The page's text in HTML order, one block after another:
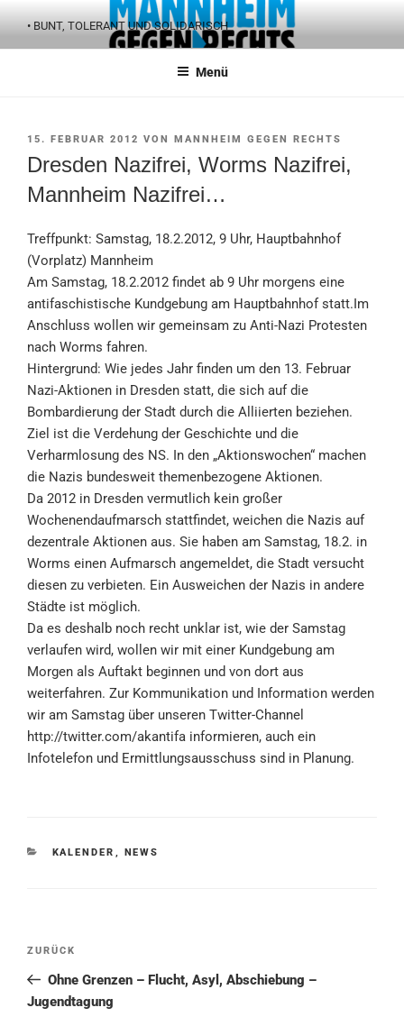
Inhalt
springen
• BUNT, TOLERANT UND SOLIDARISCH
Menü
VERÖFFENTLICHT
15. FEBRUAR 2012 VON MANNHEIM GEGEN RECHTS
Dresden Nazifrei, Worms Nazifrei,
Mannheim Nazifrei…
Treffpunkt: Samstag, 18.2.2012, 9 Uhr, Hauptbahnhof
(Vorplatz) Mannheim
Am Samstag, 18.2.2012 findet ab 9 Uhr morgens eine
antifaschistische Kundgebung am Hauptbahnhof statt.Im
Anschluss wollen wir gemeinsam zu Anti-Nazi Protesten
nach Worms fahren.
Hintergrund: Wie jedes Jahr finden um den 13. Februar
Nazi-Aktionen in Dresden statt, die sich auf die
Bombardierung der Stadt durch die Alliierten beziehen.
Ziel ist die Verdehung der Geschichte und die
Verharmlosung des NS. In den „Aktionswochen“ machen
die Nazis bundesweit themenbezogene Aktionen.
Da 2012 in Dresden vermutlich kein großer
Wochenendaufmarsch stattfindet, weichen die Nazis auf
dezentrale Aktionen aus. Sie haben am Samstag, 18.2. in
Worms einen Aufmarsch angemeldet, die Stadt versucht
diesen zu verbieten. Ein Ausweichen der Nazis in andere
Städte ist möglich.
Da es deshalb noch recht unklar ist, wie der Samstag
verlaufen wird, wollen wir mit einer Kundgebung am
Morgen als Auftakt beginnen und von dort aus
weiterfahren. Zur Kommunikation und Information werden
wir am Samstag über unseren Twitter-Channel
http://twitter.com/akantifa informieren, auch ein
Infotelefon und Ermittlungsausschuss sind in Planung.
KATEGORIEN
KALENDER , NEWS
Beitragsnavigation
Vorheriger
Beitrag
ZURÜCK
Ohne Grenzen – Flucht, Asyl, Abschiebung –
Jugendtagung